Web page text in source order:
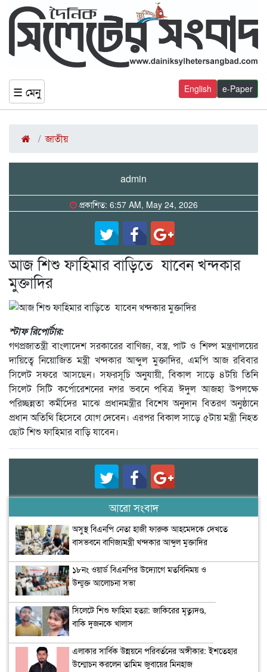
☰ মেনু e-Paper
English
জাতীয়
admin
প্রকাশিত: 6:57 AM, May 24, 2026
আজ শিশু ফাহিমার বাড়িতে যাবেন খন্দকার
মুক্তাদির
স্টাফ রিপোর্টার:
গণপ্রজাতন্ত্রী বাংলাদেশ সরকারের বাণিজ্য, বস্ত্র, পাট ও শিল্প মন্ত্রণালয়ের
দায়িত্বে নিয়োজিত মন্ত্রী খন্দকার আব্দুল মুক্তাদির, এমপি আজ রবিবার
সিলেট সফরে আসছেন। সফরসূচি অনুযায়ী, বিকাল সাড়ে ৪টয়ি তিনি
সিলেট সিটি কর্পোরেশনের নগর ভবনে পবিত্র ঈদুল আজহা উপলক্ষে
পরিচ্ছন্নতা কর্মীদের মাঝে প্রধানমন্ত্রীর বিশেষ অনুদান বিতরণ অনুষ্ঠানে
প্রধান অতিথি হিসেবে যোগ দেবেন। এরপর বিকাল সাড়ে ৫টায় মন্ত্রী নিহত
ছোট শিশু ফাহিমার বাড়ি যাবেন।
আরো সংবাদ
অসুস্থ বিএনপি নেতা হাজী ফারুক আহমেদকে দেখতে
বাসভবনে বাণিজ্যমন্ত্রী খন্দকার আব্দুল মুক্তাদির
১৮নং ওয়ার্ড বিএনপির উদ্যোগে মতবিনিময় ও
উন্মুক্ত আলোচনা সভা
সিলেটে শিশু ফাহিমা হত্যা: জাকিরের মৃত্যুদণ্ড,
বাকি দুজনকে খালাস
এলাকার সার্বিক উন্নয়নে পরিবর্তনের অঙ্গীকার: ইশতেহার
উন্মোচন করলেন তামিম জুবায়ের মিনহাজ